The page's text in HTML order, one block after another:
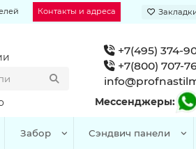
Контакты и адреса
+7(495) 374-
+7(800) 707-
Мессенджеры:
Забор Сэндвич панели